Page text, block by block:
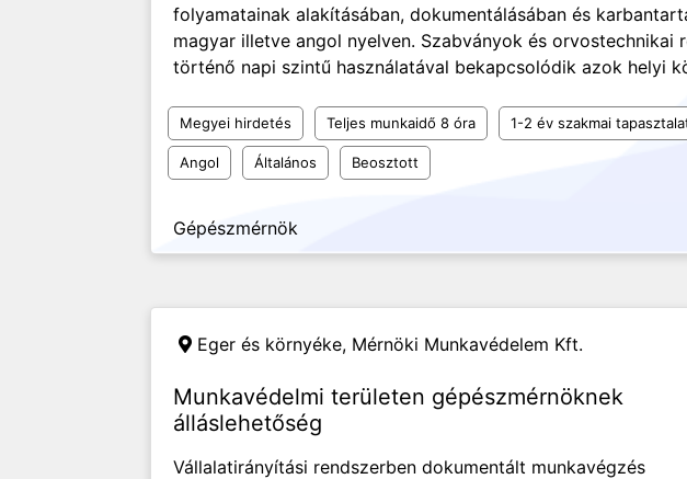
folyamatainak alakításában, dokumentálásában és
magyar illetve angol nyelven. Szabványok és orvostechnikai
történő napi szintű használatával bekapcsolódik azok helyi
Megyei hirdetés Teljes munkaidő 8 óra 1-2 év szakmai
Angol Általános Beosztott
Gépészmérnök
Eger és környéke, Mérnöki Munkavédelem Kft.
Munkavédelmi területen gépészmérnöknek
álláslehetőség
Vállalatirányítási rendszerben dokumentált munkavégzés